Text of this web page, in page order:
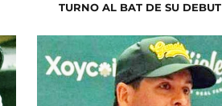
TURNO AL BAT DE SU DEBUT